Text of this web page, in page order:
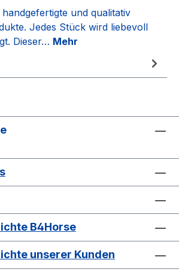
und qualitativ
Jedes Stück wird liebevoll
Dieser… Mehr
B4Horse
unserer Kunden